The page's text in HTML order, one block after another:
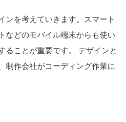
ンを考えていきます。スマート
などのモバイル端末からも使い
ることが重要です。 デザインと
制作会社がコーディング作業に